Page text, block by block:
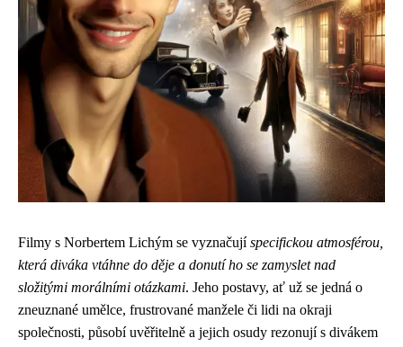
Filmy s Norbertem Lichým se vyznačujíspecifickou atmosférou,
která diváka vtáhne do děje a donutí ho se zamyslet nad
složitými morálními otázkami. Jeho postavy, ať už se jedná o
zneuznané umělce, frustrované manžele či lidi na okraji
společnosti, působí uvěřitelně a jejich osudy rezonují s divákem